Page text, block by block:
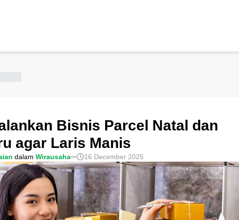
Bisnis Parcel Natal dan
agar Laris Manis
dalam Wirausaha 16 December 2025